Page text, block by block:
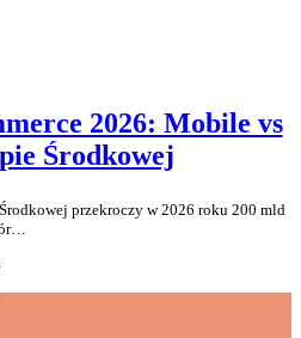
2026: Mobile vs
Środkowej
przekroczy w 2026 roku 200 mld